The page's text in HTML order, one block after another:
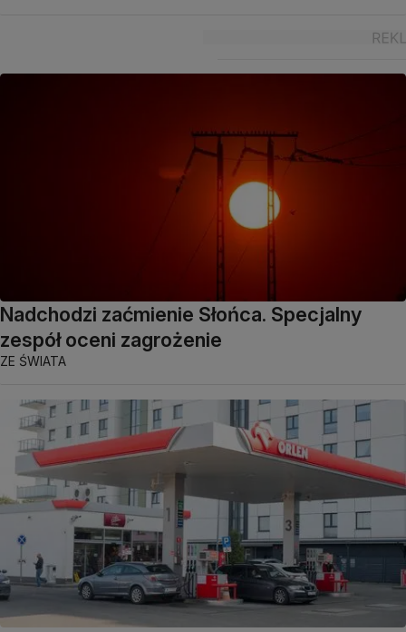
Nadchodzi zaćmienie Słońca. Specjalny
zespół oceni zagrożenie
ZE ŚWIATA